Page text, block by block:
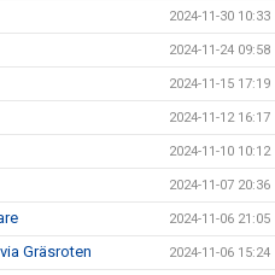
2024-11-30 10:33
2024-11-24 09:58
2024-11-15 17:19
2024-11-12 16:17
2024-11-10 10:12
2024-11-07 20:36
2024-11-06 21:05
Gräsroten 2024-11-06 15:24